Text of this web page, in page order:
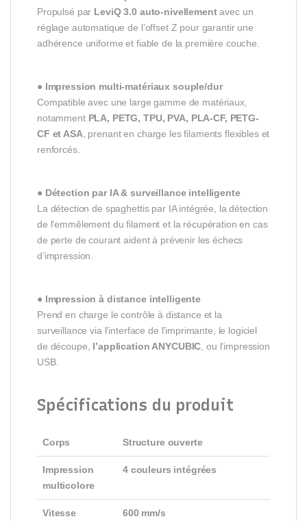
Propulsé par LeviQ 3.0 auto-nivellementavec un
réglage automatique de l’offset Z pour garantir une
adhérence uniforme et fiable de la première couche.
● Impression multi-matériaux souple/dur
Compatible avec une large gamme de matériaux,
notamment PLA, PETG, TPU, PVA, PLA-CF, PETG-
CF et ASA , prenant en charge les filaments flexibles et
renforcés.
● Détection par IA & surveillance intelligente
La détection de spaghettis par IA intégrée, la détection
de l’emmêlement du filament et la récupération en cas
de perte de courant aident à prévenir les échecs
d’impression.
● Impression à distance intelligente
Prend en charge le contrôle à distance et la
surveillance via l’interface de l’imprimante, le logiciel
de découpe, l’application ANYCUBIC , ou l’impression
USB.
Spécifications du produit
Corps Structure ouverte
Impression
multicolore
4 couleurs intégrées
Vitesse
600 mm/s